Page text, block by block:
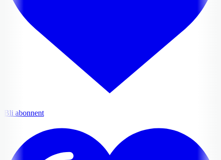
Bli abonnent